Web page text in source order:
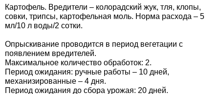
Картофель. Вредители – колорадский жук, тля, клопы,
совки, трипсы, картофельная моль. Норма расхода – 5
мл/10 л воды/2 сотки.
Опрыскивание проводится в период вегетации с
появлением вредителей.
Максимальное количество обработок: 2.
Период ожидания: ручные работы – 10 дней,
механизированные – 4 дня.
Период ожидания до сбора урожая: 20 дней.
Семена табака
Семена томатов
Семена газонной травы
Семена тыквы, патиссона
Средства защиты от моли
Средства защиты от кротов
Средства защиты от грызунов